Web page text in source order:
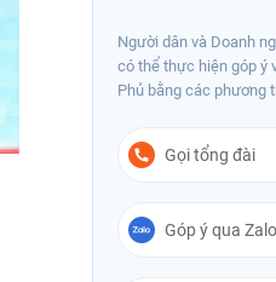
Người dân và Doanh
có thể thực hiện góp ý
Phủ bằng các phương
Gọi tổng đài
Góp ý qua Zalo